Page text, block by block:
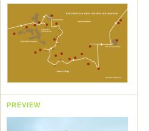
PREVIEW